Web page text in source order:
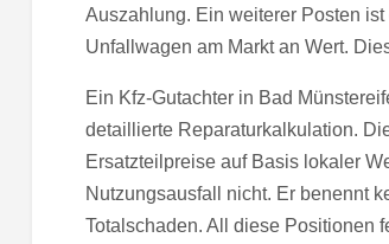
Auszahlung. Ein weiterer Posten
Unfallwagen am Markt an Wert.
Ein Kfz-Gutachter in Bad
detaillierte Reparaturkalkulation.
Ersatzteilpreise auf Basis lokaler
Nutzungsausfall nicht. Er benennt
Totalschaden. All diese Positionen